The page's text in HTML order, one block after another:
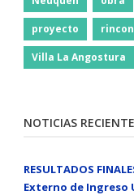
proyecto
Villa La Angostura
NOTICIAS
RESULTADOS
Externo de Ingreso